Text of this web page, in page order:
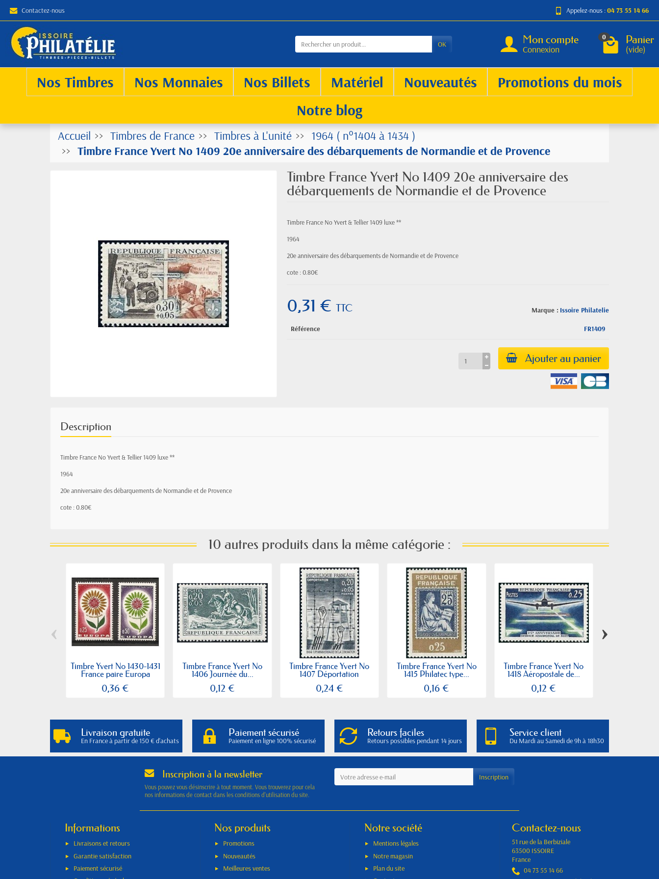
Contactez-nous Appelez-nous :04 73 55 14 66
OK Mon compte
Connexion
0 Panier
(vide)
Nos Timbres Nos Monnaies Nos Billets Matériel Nouveautés
Promotions du mois
Notre blog
Accueil Timbres de France Timbres à L'unité
1964 ( n°1404 à 1434 )
Timbre France Yvert No 1409 20e anniversaire des débarquements de Normandie et de Provence
Timbre France Yvert No 1409 20e anniversaire des
débarquements de Normandie et de Provence
Timbre France No Yvert & Tellier 1409 luxe **
1964
20e anniversaire des débarquements de Normandie et de Provence
cote : 0.80€
Marque : Issoire Philatelie
0,31 €TTC
Référence FR1409
Ajouter au panier
Description
Timbre France No Yvert & Tellier 1409 luxe **
1964
20e anniversaire des débarquements de Normandie et de Provence
cote : 0.80€
10 autres produits dans la même catégorie :
Timbre Yvert No 1430-1431
France paire Europa
0,36 €
Timbre France Yvert No
1406 Journée du...
0,12 €
Timbre France Yvert No
1407 Déportation
0,24 €
Timbre France Yvert No
1415 Philatec type...
0,16 €
Timbre France Yvert No
1418 Aéropostale de...
0,12 €
‹ ›
Livraison gratuite
En France à partir de 150 € d'achats
Paiement sécurisé
Paiement en ligne 100% sécurisé
Retours faciles
Retours possibles pendant 14 jours
Service client
Du Mardi au Samedi de 9h à 18h30
Inscription à la newsletter
Vous pouvez vous désinscrire à tout moment. Vous trouverez pour cela
nos informations de contact dans les conditions d'utilisation du site.
Informations
Livraisons et retours
Garantie satisfaction
Paiement sécurisé
Nos produits
Promotions
Nouveautés
Meilleures ventes
Notre société
Mentions légales
Notre magasin
Plan du site
Contactez-nous
51 rue de la Berbiziale
63500 ISSOIRE
France
04 73 55 14 66